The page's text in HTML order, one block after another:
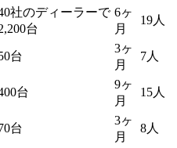
社のディーラーで
台
6ヶ
月
19人
台
3ヶ
月
7人
台
9ヶ
月
15人
台
3ヶ
月
8人